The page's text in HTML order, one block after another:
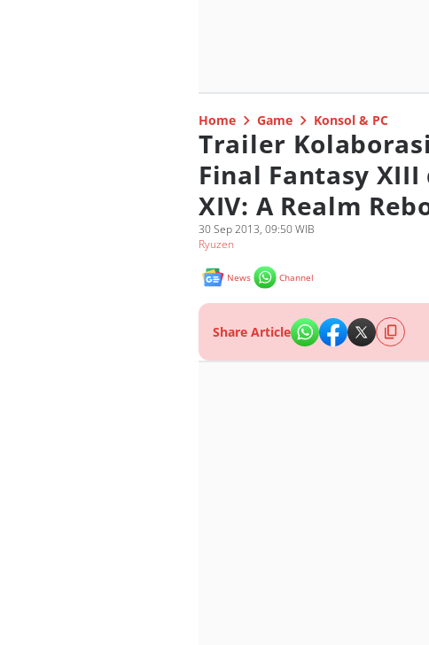
Home Game Konsol & PC
Trailer
Final Fantasy
XIV: A Realm
30 Sep 2013, 09:50 WIB
Ryuzen
News Channel
Share Article